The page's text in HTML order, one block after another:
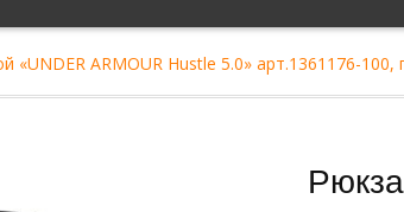
«UNDER ARMOUR Hustle 5.0» арт.1361176-